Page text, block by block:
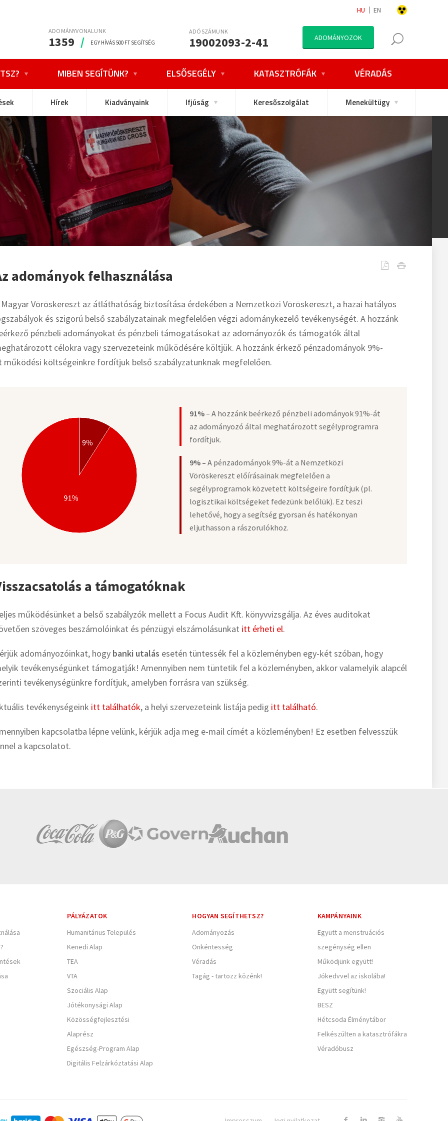
HU EN
ADOMÁNYVONALUNK
1359 / EGY HÍVÁS 500 FT SEGÍTSÉG
ADÓSZÁMUNK
19002093-2-41 ADOMÁNYOZOK
MIBEN SEGÍTÜNK? ELSŐSEGÉLY KATASZTRÓFÁK VÉRADÁS
Hírek Kiadványaink Ifjúság Keresőszolgálat Menekültügy
adományok felhasználása
Vöröskereszt az átláthatóság biztosítása érdekében a Nemzetközi Vöröskereszt, a hazai hatályos
és szigorú belső szabályzatainak megfelelően végzi adománykezelő tevékenységét. A hozzánk
pénzbeli adományokat és pénzbeli támogatásokat az adományozók és támogatók által
célokra vagy szervezeteink működésére költjük. A hozzánk érkező pénzadományok 9%-
működési költségeinkre fordítjuk belső szabályzatunknak megfelelően.
91%– A hozzánk beérkező pénzbeli adományok 91%-át
az adományozó által meghatározott segélyprogramra
fordítjuk.
9% – A pénzadományok 9%-át a Nemzetközi
Vöröskereszt előírásainak megfelelően a
segélyprogramok közvetett költségeire fordítjuk (pl.
logisztikai költségeket fedezünk belőlük). Ez teszi
lehetővé, hogy a segítség gyorsan és hatékonyan
eljuthasson a rászorulókhoz.
a támogatóknak
működésünket a belső szabályzók mellett a Focus Audit Kft. könyvvizsgálja. Az éves auditokat
szöveges beszámolóinkat és pénzügyi elszámolásunkat itt érheti el.
adományozóinkat, hogy banki utalás esetén tüntessék fel a közleményben egy-két szóban, hogy
tevékenységünket támogatják! Amennyiben nem tüntetik fel a közleményben, akkor valamelyik alapcél
tevékenységünkre fordítjuk, amelyben forrásra van szükség.
tevékenységeink itt találhatók, a helyi szervezeteink listája pedig itt található.
kapcsolatba lépne velünk, kérjük adja meg e-mail címét a közleményben! Ez esetben felvesszük
a kapcsolatot.
PÁLYÁZATOK
Humanitárius Település
Kenedi Alap
TEA
VTA
Szociális Alap
Jótékonysági Alap
Közösségfejlesztési
Alaprész
Egészség-Program Alap
Digitális Felzárkóztatási Alap
HOGYAN SEGÍTHETSZ?
Adományozás
Önkéntesség
Véradás
Tagág - tartozz közénk!
KAMPÁNYAINK
Együtt a menstruációs
szegénység ellen
Működjünk együtt!
Jókedvvel az iskolába!
Együtt segítünk!
BESZ
Hétcsoda Élménytábor
Felkészülten a katasztrófákra
Véradóbusz